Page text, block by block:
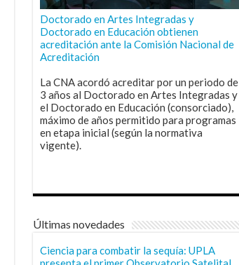
Doctorado en Artes Integradas y
Doctorado en Educación obtienen
acreditación ante la Comisión Nacional de
Acreditación
La CNA acordó acreditar por un periodo de
3 años al Doctorado en Artes Integradas y
el Doctorado en Educación (consorciado),
máximo de años permitido para programas
en etapa inicial (según la normativa
vigente).
Últimas novedades
Ciencia para combatir la sequía: UPLA